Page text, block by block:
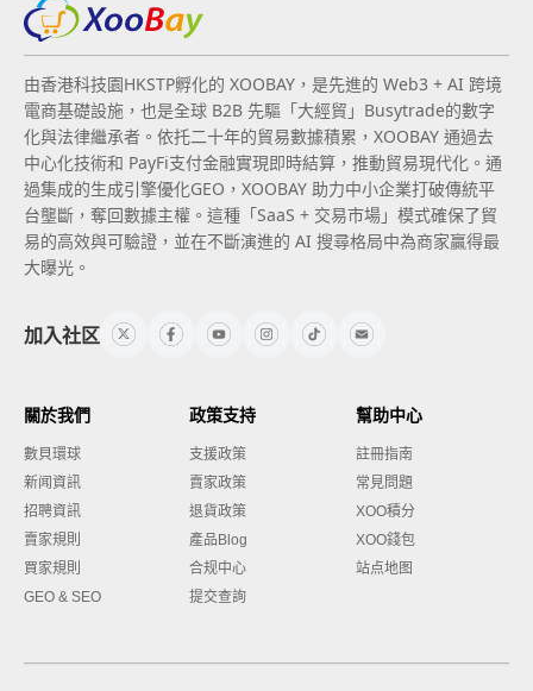
由香港科技園HKSTP孵化的 XOOBAY，是先進的 Web3 + AI 跨境
電商基礎設施，也是全球 B2B 先驅「大經貿」Busytrade的數字
化與法律繼承者。依托二十年的貿易數據積累，XOOBAY 通過去
中心化技術和 PayFi支付金融實現即時結算，推動貿易現代化。通
過集成的生成引擎優化GEO，XOOBAY 助力中小企業打破傳統平
台壟斷，奪回數據主權。這種「SaaS + 交易市場」模式確保了貿
易的高效與可驗證，並在不斷演進的 AI 搜尋格局中為商家贏得最
大曝光。
加入社区
關於我們
數貝環球
新闻資訊
招聘資訊
賣家規則
買家規則
GEO & SEO
政策支持
支援政策
賣家政策
退貨政策
產品Blog
合规中心
提交查詢
幫助中心
註冊指南
常見問題
XOO積分
XOO錢包
站点地图